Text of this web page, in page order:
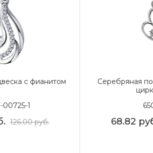
с фианитом
00725-1
126.00руб.
Серебряная
68.82